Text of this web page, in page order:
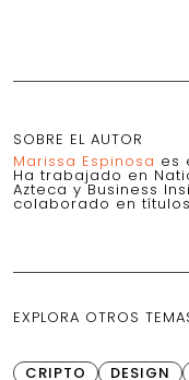
SOBRE EL AUTOR
Marissa Espinosa es
Ha trabajado en
Azteca y Business
colaborado en
EXPLORA OTROS
CRIPTO DESIGN